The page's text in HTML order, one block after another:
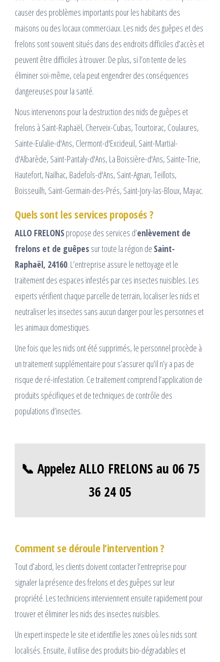
causer des problèmes importants pour les habitants des
maisons ou des locaux commerciaux. Les nids des guêpes et des
frelons sont souvent situés dans des endroits difficiles d’accès et
peuvent être difficiles à trouver. De plus, si l’on tente de les
éliminer soi-même, cela peut engendrer des conséquences
dangereuses pour la santé.
Nous intervenons pour la destruction des nids de guêpes et
frelons à Saint-Raphaël, Cherveix-Cubas, Tourtoirac, Coulaures,
Sainte-Eulalie-d'Ans, Clermont-d'Excideuil, Saint-Martial-
d'Albarède, Saint-Pantaly-d'Ans, La Boissière-d'Ans, Sainte-Trie,
Hautefort, Nailhac, Badefols-d'Ans, Saint-Agnan, Teillots,
Boisseuilh, Saint-Germain-des-Prés, Saint-Jory-las-Bloux, Mayac.
Quels sont les services proposés ?
ALLO FRELONSpropose des services d’enlèvement de
frelons et de guêpes sur toute la région de Saint-
Raphaël, 24160. L’entreprise assure le nettoyage et le
traitement des espaces infestés par ces insectes nuisibles. Les
experts vérifient chaque parcelle de terrain, localiser les nids et
neutraliser les insectes sans aucun danger pour les personnes et
les animaux domestiques.
Une fois que les nids ont été supprimés, le personnel procède à
un traitement supplémentaire pour s’assurer qu’il n’y a pas de
risque de ré-infestation. Ce traitement comprend l’application de
produits spécifiques et de techniques de contrôle des
populations d’insectes.
📞 Appelez ALLO FRELONS au 06 75
36 24 05
Comment se déroule l’intervention ?
Tout d’abord, les clients doivent contacter l’entreprise pour
signaler la présence des frelons et des guêpes sur leur
propriété. Les techniciens interviennent ensuite rapidement pour
trouver et éliminer les nids des insectes nuisibles.
Un expert inspecte le site et identifie les zones où les nids sont
localisés. Ensuite, il utilise des produits bio-dégradables et